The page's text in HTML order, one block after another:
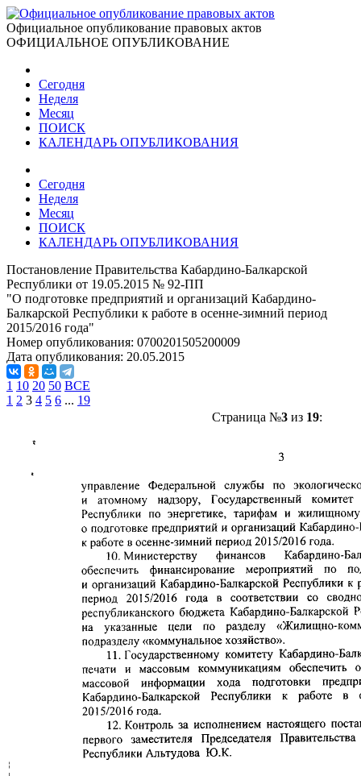
Официальное опубликование правовых актов
ОФИЦИАЛЬНОЕ ОПУБЛИКОВАНИЕ
Сегодня
Неделя
Месяц
ПОИСК
КАЛЕНДАРЬ ОПУБЛИКОВАНИЯ
Сегодня
Неделя
Месяц
ПОИСК
КАЛЕНДАРЬ ОПУБЛИКОВАНИЯ
Постановление Правительства Кабардино-Балкарской
Республики от 19.05.2015 № 92-ПП
"О подготовке предприятий и организаций Кабардино-
Балкарской Республики к работе в осенне-зимний период
2015/2016 года"
Номер опубликования: 0700201505200009
Дата опубликования: 20.05.2015
1 10 20 50 ВСЕ
1 2 3 4 5 6 ... 19
Страница №3из 19: